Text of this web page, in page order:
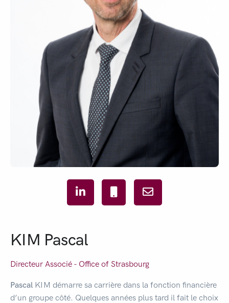
KIM Pascal
Directeur Associé - Office of Strasbourg
Pascal KIM démarre sa carrière dans la fonction financière
d’un groupe côté. Quelques années plus tard il fait le choix